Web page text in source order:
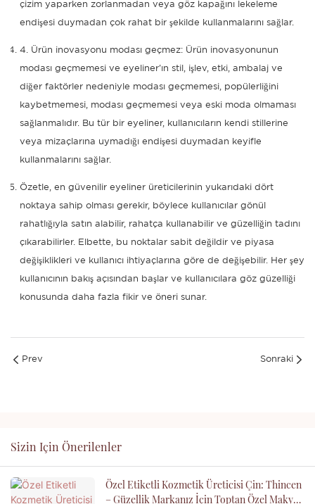
çizim yaparken zorlanmadan veya göz kapağını lekeleme
endişesi duymadan çok rahat bir şekilde kullanmalarını sağlar.
4. Ürün inovasyonu modası geçmez: Ürün inovasyonunun
modası geçmemesi ve eyeliner'ın stil, işlev, etki, ambalaj ve
diğer faktörler nedeniyle modası geçmemesi, popülerliğini
kaybetmemesi, modası geçmemesi veya eski moda olmaması
sağlanmalıdır. Bu tür bir eyeliner, kullanıcıların kendi stillerine
veya mizaçlarına uymadığı endişesi duymadan keyifle
kullanmalarını sağlar.
Özetle, en güvenilir eyeliner üreticilerinin yukarıdaki dört
noktaya sahip olması gerekir, böylece kullanıcılar gönül
rahatlığıyla satın alabilir, rahatça kullanabilir ve güzelliğin tadını
çıkarabilirler. Elbette, bu noktalar sabit değildir ve piyasa
değişiklikleri ve kullanıcı ihtiyaçlarına göre de değişebilir. Her şey
kullanıcının bakış açısından başlar ve kullanıcılara göz güzelliği
konusunda daha fazla fikir ve öneri sunar.
Prev Sonraki
Sizin Için Önerilenler
Özel Etiketli Kozmetik Üreticisi Çin: Thincen
– Güzellik Markanız İçin Toptan Özel Makyaj